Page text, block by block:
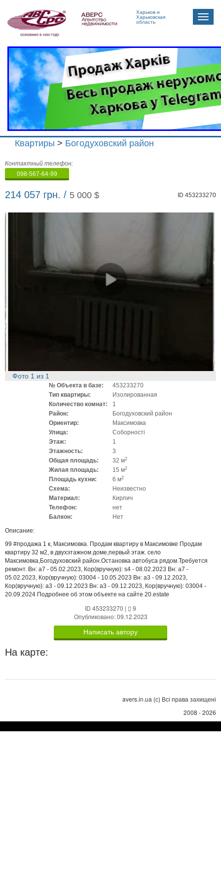
Харьков и
Харьковская
область
Toggle
Квартиры > Богодуховский район
Агенство
недвижимости
"Аверс"
Контактный телефон:
098-567-64-99
214 057 грн. / 5 000 $ ID 453233270
Фото 1 из 1
№ Объекта в базе:
453233270
Тип квартиры:
Изолированная
Количество комнат:
1
Район:
Богодуховский район
Ориентир:
Максимовка
Улица:
Соборності
Этаж:
1
Этажность:
3
Общая площадь:
32 м2
Жилая площадь: 15 м2
Площадь кухни: 6 м2
Схема:
Неизвестно
Материал:
Кирпич
Телефон:
нет
Балкон:
Нет
Описание:
99 #продажа 1 к, Максимовка. Продам квартиру в Максимовке Продам
квартиру 32 м2, в двухэтажном доме,первый этаж. село
Максимовка,Богодуховский район.Остановка автобуса рядом.Требуется
ремонт. Вн: a7 - 05.02.2023, Кор(вручную): s4 - 08.02.2023 Вн: a7 -
05.02.2023, Кор(вручную): 03004 - 10.05.2023 Вн: a3 - 09.12.2023,
Кор(вручную): a3 - 09.12.2023 Вн: a3 - 09.12.2023, Кор(вручную): 03004 -
20.09.2024 Подробнее об этом объекте на сайте 20.estate
ID 453233270 |
9
Опубликовано: 09.12.2023
Написать автору
На карте:
avers.in.ua (с) Всі права захищені
2008 - 2026